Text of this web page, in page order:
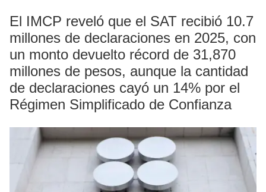
El IMCP reveló que el SAT recibió 10.7
millones de declaraciones en 2025, con
un monto devuelto récord de 31,870
millones de pesos, aunque la cantidad
de declaraciones cayó un 14% por el
Régimen Simplificado de Confianza